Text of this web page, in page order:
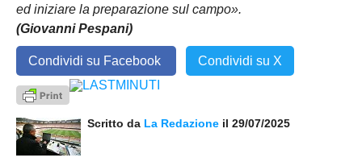
ed iniziare la preparazione sul campo».
(Giovanni Pespani)
Condividi su Facebook Condividi su X
Scritto da La Redazione il 29/07/2025